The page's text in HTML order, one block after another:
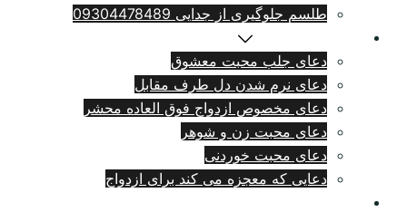
طلسم جلوگیری از جدایی 09304478489
دعای جلب محبت معشوق
دعای نرم شدن دل طرف مقابل
دعای مخصوص ازدواج فوق العاده محشر
دعای محبت زن و شوهر
دعای محبت خوردنی
دعایی که معجزه می کند برای ازدواج